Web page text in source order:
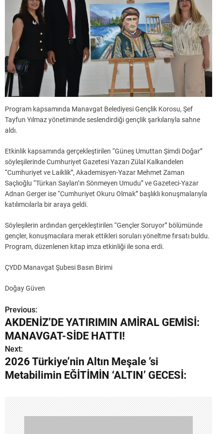
Program kapsamında Manavgat Belediyesi Gençlik Korosu, Şef
Tayfun Yılmaz yönetiminde seslendirdiği gençlik şarkılarıyla sahne
aldı.
Etkinlik kapsamında gerçekleştirilen “Güneş Umuttan Şimdi Doğar”
söyleşilerinde Cumhuriyet Gazetesi Yazarı Zülal Kalkandelen
“Cumhuriyet ve Laiklik”, Akademisyen-Yazar Mehmet Zaman
Saçlıoğlu “Türkan Saylan’ın Sönmeyen Umudu” ve Gazeteci-Yazar
Adnan Gerger ise “Cumhuriyet Okuru Olmak” başlıklı konuşmalarıyla
katılımcılarla bir araya geldi.
Söyleşilerin ardından gerçekleştirilen “Gençler Soruyor” bölümünde
gençler, konuşmacılara merak ettikleri soruları yöneltme fırsatı buldu.
Program, düzenlenen kitap imza etkinliği ile sona erdi.
ÇYDD Manavgat Şubesi Basın Birimi
Doğay Güven
Y
a
z
ı
e
z
Previous:
AKDENİZ’DE YATIRIMIN AMİRAL GEMİSİ:
MANAVGAT-SİDE HATTI!
Next:
2026 Türkiye’nin Altın Meşale ’si
Metabilimin EĞİTİMİN ‘ALTIN’ GECESİ: